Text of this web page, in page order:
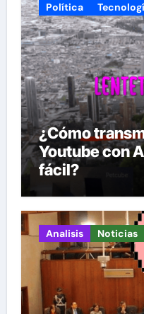
Política
¿Cómo
Youtube con
fácil?
Analisis Noticias